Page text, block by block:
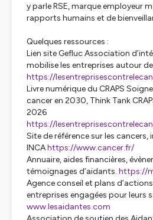
y parle RSE, marque employeur
rapports humains et de
Quelques ressources :
Lien site Gefluc Association
mobilise les entreprises autour
https://
Livre numérique du CRAPS
cancer en 2030, Think Tank
2026
https://
Site de référence sur les
INCAhttps://www.cancer.fr/
Annuaire, aides financières,
témoignages d’aidants. https://
Agence conseil et plans
entreprises engagées pour leurs
www.lesaidantes.com